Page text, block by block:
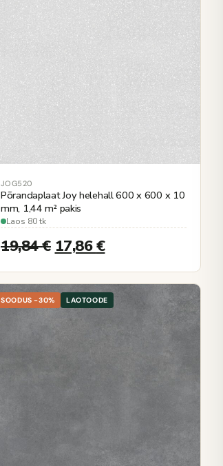
JOG520
Põrandaplaat Joy helehall 600 x 600 x 10
mm, 1,44 m² pakis
Laos 80 tk
19,84€ 17,86€
SOODUS -30% LAOTOODE